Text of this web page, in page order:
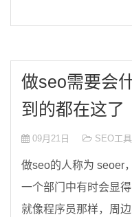
做seo需要会
到的都在这了
09月21日 SEO工具
做seo的人称为 seoer
一个部门中有时会显
就像程序员那样，周